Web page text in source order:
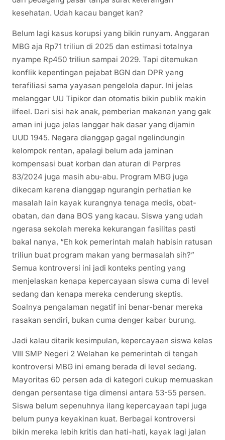
kesehatan. Udah kacau banget kan?
Belum lagi kasus korupsi yang bikin runyam. Anggaran
MBG aja Rp71 triliun di 2025 dan estimasi totalnya
nyampe Rp450 triliun sampai 2029. Tapi ditemukan
konflik kepentingan pejabat BGN dan DPR yang
terafiliasi sama yayasan pengelola dapur. Ini jelas
melanggar UU Tipikor dan otomatis bikin publik makin
ilfeel. Dari sisi hak anak, pemberian makanan yang gak
aman ini juga jelas langgar hak dasar yang dijamin
UUD 1945. Negara dianggap gagal ngelindungin
kelompok rentan, apalagi belum ada jaminan
kompensasi buat korban dan aturan di Perpres
83/2024 juga masih abu-abu. Program MBG juga
dikecam karena dianggap ngurangin perhatian ke
masalah lain kayak kurangnya tenaga medis, obat-
obatan, dan dana BOS yang kacau. Siswa yang udah
ngerasa sekolah mereka kekurangan fasilitas pasti
bakal nanya, “Eh kok pemerintah malah habisin ratusan
triliun buat program makan yang bermasalah sih?”
Semua kontroversi ini jadi konteks penting yang
menjelaskan kenapa kepercayaan siswa cuma di level
sedang dan kenapa mereka cenderung skeptis.
Soalnya pengalaman negatif ini benar-benar mereka
rasakan sendiri, bukan cuma denger kabar burung.
Jadi kalau ditarik kesimpulan, kepercayaan siswa kelas
VIII SMP Negeri 2 Welahan ke pemerintah di tengah
kontroversi MBG ini emang berada di level sedang.
Mayoritas 60 persen ada di kategori cukup memuaskan
dengan persentase tiga dimensi antara 53-55 persen.
Siswa belum sepenuhnya ilang kepercayaan tapi juga
belum punya keyakinan kuat. Berbagai kontroversi
bikin mereka lebih kritis dan hati-hati, kayak lagi jalan